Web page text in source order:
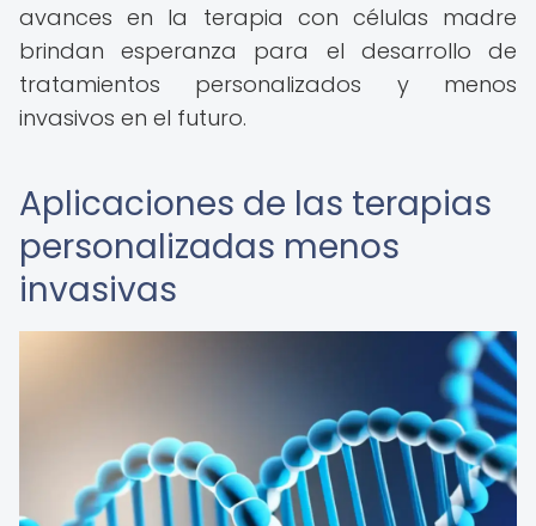
avances en la terapia con células madre
brindan esperanza para el desarrollo de
tratamientos personalizados y menos
invasivos en el futuro.
Aplicaciones de las terapias
personalizadas menos
invasivas